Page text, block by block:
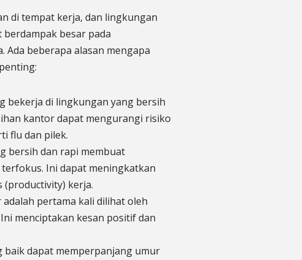
di tempat kerja, dan lingkungan
besar pada
beberapa alasan mengapa
bekerja di lingkungan yang bersih
kantor dapat mengurangi risiko
flu dan pilek.
bersih dan rapi membuat
Ini dapat meningkatkan
kerja.
pertama kali dilihat oleh
menciptakan kesan positif dan
baik dapat memperpanjang umur